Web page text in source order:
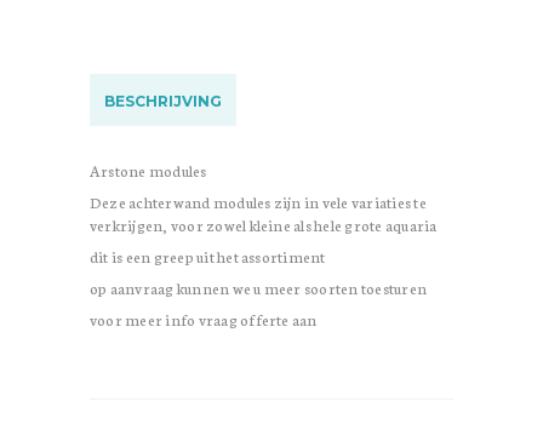
BESCHRIJVING
Arstone modules
Deze achterwand modules zijn in vele variaties te
verkrijgen, voor zowel kleine als hele grote aquaria
dit is een greep uit het assortiment
op aanvraag kunnen we u meer soorten toesturen
voor meer info vraag offerte aan